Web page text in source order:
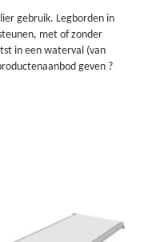
gebruik. Legborden in
met of zonder
in een waterval (van
geven ?